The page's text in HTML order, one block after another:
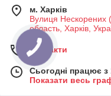
м. Харків
Вулиця Нескорених
область, Харків,
Контакти
Сьогодні працює з
Показати весь